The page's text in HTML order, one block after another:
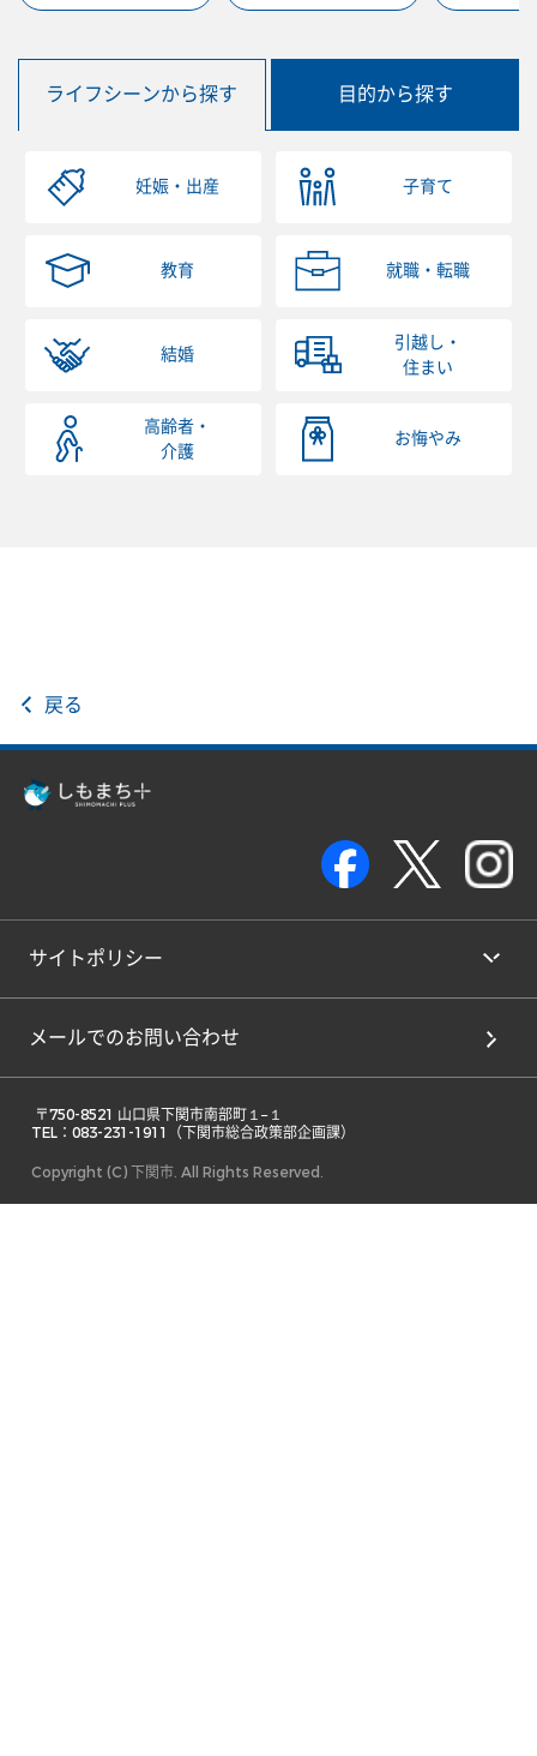
ライフシーンから探す 目的から探す
妊娠・出産 子育て
教育 就職・転職
結婚
引越し・
住まい
高齢者・
介護
お悔やみ
戻る
サイトポリシー
メールでのお問い合わせ
TEL：083-231-1911（下関市総合政策部企画課）
Copyright (C) 下関市. All Rights Reserved.